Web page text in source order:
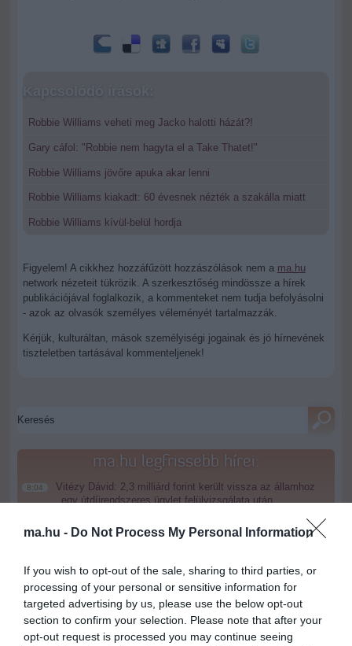
ma.hu - Do Not Process My Personal Information
If you wish to opt-out of the sale, sharing to third parties, or
processing of your personal or sensitive information for
targeted advertising by us, please use the below opt-out
section to confirm your selection. Please note that after your
opt-out request is processed you may continue seeing
Kapcsolódó írások:
Robbie Williams veheti meg Jacko halotti házát?!
Gary cáfol: "Robbie nem hagyta el a Take Thatet!"
Robbie Williams jövőre apuka akar lenni
Robbie Williams kiakadt: 60 évesnek nézték a szakálla miatt
Robbie Williams kívül-belül hordja
Figyelem! A cikkhez hozzáfűzött hozzászólások nem a ma.hu
network nézeteit tükrözik. A szerkesztőség mindössze a hírek
publikációjával foglalkozik, a kommenteket nem tudja befolyásolni
- azok az olvasók személyes véleményét tartalmazzák.
Kérjük, kulturáltan, mások személyiségi jogainak és jó hírnevének
tiszteletben tartásával kommenteljenek!
ma.hu legfrissebb hírei:
8:04
Vitézy Dávid: 2,3 milliárd forint került vissza az államhoz
egy útdíjrendszeres ügylet felülvizsgálata után
megállítsa a tüzet
Dunából - a rendőrség lefoglalta
A Miniszterelnökség felmondta a Lounge Eventtel kötött
keretszerződését
16:21 Megérkezett az eső a Duna vízgyűjtőjére